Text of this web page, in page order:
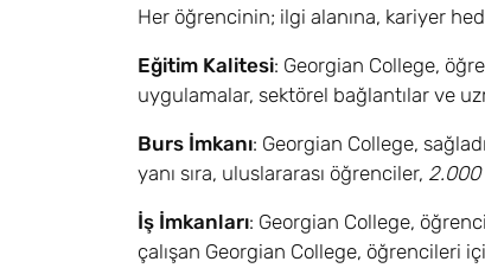
Her öğrencinin; ilgi alanına, kariyer
Eğitim Kalitesi: Georgian College,
uygulamalar, sektörel bağlantılar ve
Burs İmkanı: Georgian College,
yanı sıra, uluslararası öğrenciler, 2.000
İş İmkanları: Georgian College,
çalışan Georgian College, öğrencileri